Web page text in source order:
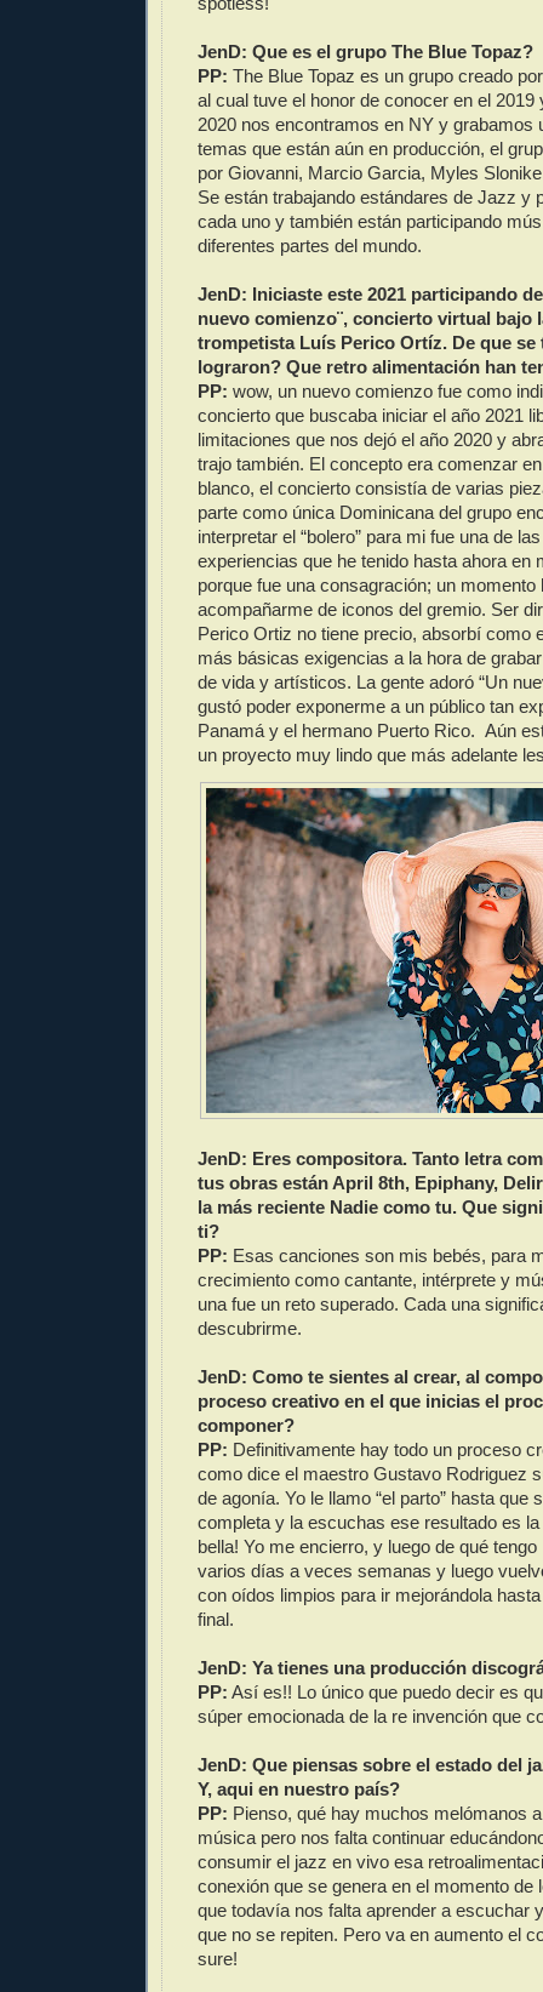
JenD: Que es el grupo The Blue Topaz?
PP: The Blue Topaz es un grupo creado
al cual tuve el honor de conocer en el 2019
2020 nos encontramos en NY y grabamos
temas que están aún en producción, el
por Giovanni, Marcio Garcia, Myles
Se están trabajando estándares de Jazz y
cada uno y también están participando
diferentes partes del mundo.
JenD: Iniciaste este 2021 participando
nuevo comienzo¨, concierto virtual bajo
trompetista Luís Perico Ortíz. De que se
lograron? Que retro alimentación han
PP: wow, un nuevo comienzo fue como
concierto que buscaba iniciar el año 2021
limitaciones que nos dejó el año 2020 y
trajo también. El concepto era comenzar
blanco, el concierto consistía de varias
parte como única Dominicana del grupo
interpretar el “bolero” para mi fue una de
experiencias que he tenido hasta ahora en
porque fue una consagración; un momento
acompañarme de iconos del gremio. Ser
Perico Ortiz no tiene precio, absorbí como
más básicas exigencias a la hora de
de vida y artísticos. La gente adoró “Un
gustó poder exponerme a un público tan
Panamá y el hermano Puerto Rico. Aún
un proyecto muy lindo que más adelante
JenD: Eres compositora. Tanto letra
tus obras están April 8th, Epiphany,
la más reciente Nadie como tu. Que
ti?
PP: Esas canciones son mis bebés, para
crecimiento como cantante, intérprete y
una fue un reto superado. Cada una
descubrirme.
JenD: Como te sientes al crear, al
proceso creativo en el que inicias el
componer?
PP: Definitivamente hay todo un proceso
como dice el maestro Gustavo Rodriguez
de agonía. Yo le llamo “el parto” hasta que
completa y la escuchas ese resultado es
bella! Yo me encierro, y luego de qué
varios días a veces semanas y luego
con oídos limpios para ir mejorándola
final.
JenD: Ya tienes una producción
PP: Así es!! Lo único que puedo decir es
súper emocionada de la re invención que
JenD: Que piensas sobre el estado del
Y, aqui en nuestro país?
PP: Pienso, qué hay muchos melómanos
música pero nos falta continuar
consumir el jazz en vivo esa
conexión que se genera en el momento de
que todavía nos falta aprender a escuchar
que no se repiten. Pero va en aumento el
sure!